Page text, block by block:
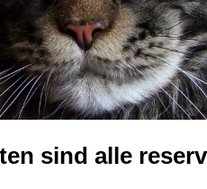
sind alle